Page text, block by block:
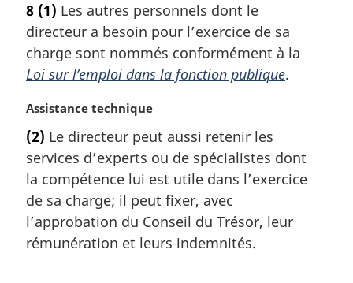
n
a
e
:
t
e
m
a
r
g
n
a
l
e
:
8 (1) Les autres personnels dont le
directeur a besoin pour l’exercice de sa
charge sont nommés conformément à la
Loi sur l’emploi dans la fonction publique.
N
t
e
m
a
g
i
Assistance technique
(2) Le directeur peut aussi retenir les
services d’experts ou de spécialistes dont
la compétence lui est utile dans l’exercice
de sa charge; il peut fixer, avec
l’approbation du Conseil du Trésor, leur
rémunération et leurs indemnités.